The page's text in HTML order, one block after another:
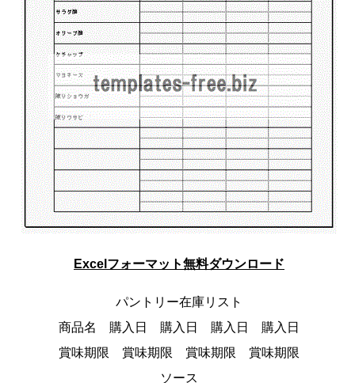
Excelフォーマット無料ダウンロード
パントリー在庫リスト
商品名 購入日 購入日 購入日 購入日
賞味期限 賞味期限 賞味期限 賞味期限
ソース